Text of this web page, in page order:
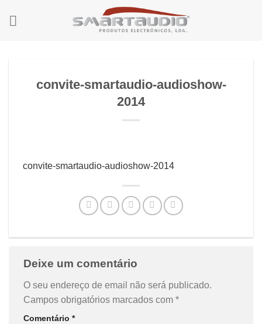
convite-smartaudio-audioshow-
2014
convite-smartaudio-audioshow-2014
Deixe um comentário
O seu endereço de email não será publicado.
Campos obrigatórios marcados com *
Comentário *